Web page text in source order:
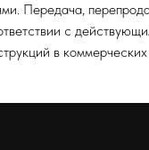
Передача,
с
в